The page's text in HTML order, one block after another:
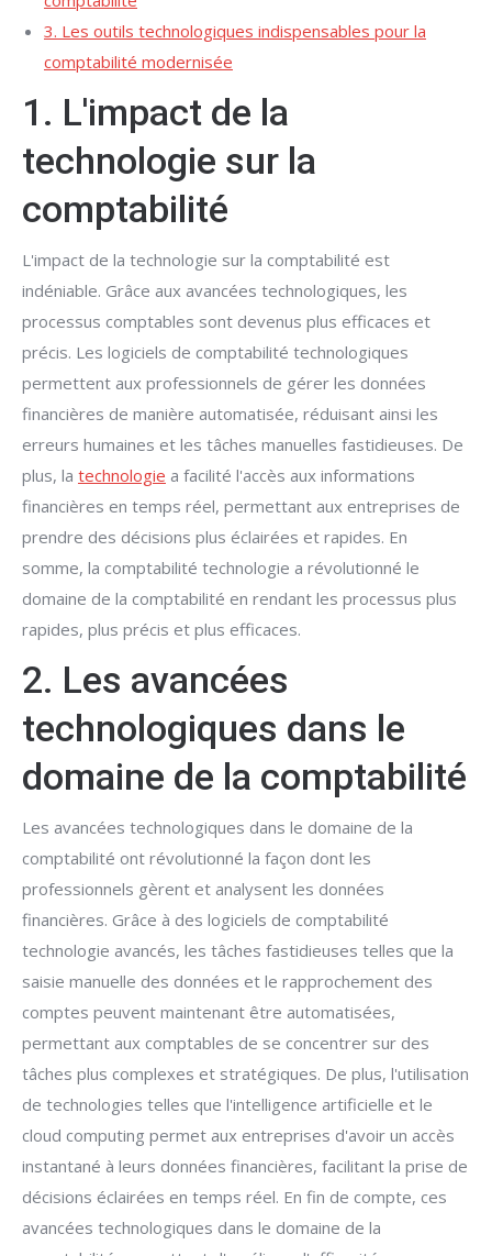
3. Les outils technologiques indispensables pour la
comptabilité modernisée
1. L'impact de la
technologie sur la
comptabilité
L'impact de la technologie sur la comptabilité est
indéniable. Grâce aux avancées technologiques, les
processus comptables sont devenus plus efficaces et
précis. Les logiciels de comptabilité technologiques
permettent aux professionnels de gérer les données
financières de manière automatisée, réduisant ainsi les
erreurs humaines et les tâches manuelles fastidieuses. De
plus, la technologie a facilité l'accès aux informations
financières en temps réel, permettant aux entreprises de
prendre des décisions plus éclairées et rapides. En
somme, la comptabilité technologie a révolutionné le
domaine de la comptabilité en rendant les processus plus
rapides, plus précis et plus efficaces.
2. Les avancées
technologiques dans le
domaine de la comptabilité
Les avancées technologiques dans le domaine de la
comptabilité ont révolutionné la façon dont les
professionnels gèrent et analysent les données
financières. Grâce à des logiciels de comptabilité
technologie avancés, les tâches fastidieuses telles que la
saisie manuelle des données et le rapprochement des
comptes peuvent maintenant être automatisées,
permettant aux comptables de se concentrer sur des
tâches plus complexes et stratégiques. De plus, l'utilisation
de technologies telles que l'intelligence artificielle et le
cloud computing permet aux entreprises d'avoir un accès
instantané à leurs données financières, facilitant la prise de
décisions éclairées en temps réel. En fin de compte, ces
avancées technologiques dans le domaine de la